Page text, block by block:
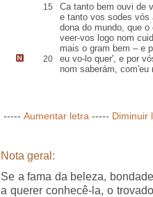
15
Ca tanto bem ouvi de
e tanto vos sodes vós
dona do mundo, que o
veer-vos logo nom
mais o gram bem – e
20
eu vo-lo quer', e por
nom saberám, com'eu
----- Aumentar letra ----- Diminuir
Nota geral:
Se a fama da beleza,
a querer conhecê-la, o